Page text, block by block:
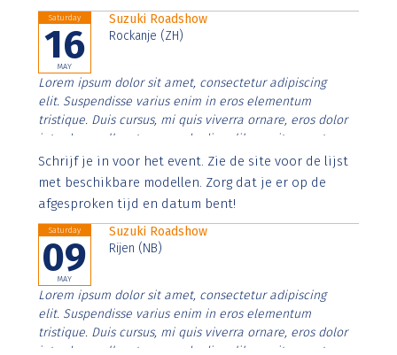
Saturday
16
MAY
Suzuki Roadshow
Rockanje (ZH)
Lorem ipsum dolor sit amet, consectetur adipiscing
elit. Suspendisse varius enim in eros elementum
tristique. Duis cursus, mi quis viverra ornare, eros dolor
interdum nulla, ut commodo diam libero vitae erat.
Aenean faucibus nibh et justo cursus id rutrum lorem
imperdiet. Nunc ut sem vitae risus tristique posuere.
Schrijf je in voor het event. Zie de site voor de lijst
met beschikbare modellen. Zorg dat je er op de
afgesproken tijd en datum bent!
Saturday
09
MAY
Suzuki Roadshow
Rijen (NB)
Lorem ipsum dolor sit amet, consectetur adipiscing
elit. Suspendisse varius enim in eros elementum
tristique. Duis cursus, mi quis viverra ornare, eros dolor
interdum nulla, ut commodo diam libero vitae erat.